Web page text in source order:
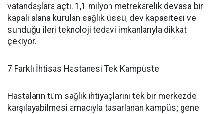
vatandaşlara açtı. 1,1 milyon metrekarelik devasa bir
kapalı alana kurulan sağlık üssü, dev kapasitesi ve
sunduğu ileri teknoloji tedavi imkanlarıyla dikkat
çekiyor.
7 Farklı İhtisas Hastanesi Tek Kampüste
Hastaların tüm sağlık ihtiyaçlarını tek bir merkezde
karşılayabilmesi amacıyla tasarlanan kampüs; genel